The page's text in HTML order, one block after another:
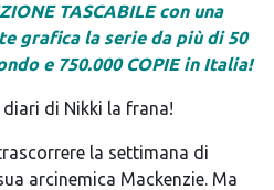
TASCABILE con una
grafica la serie da più di 50
e 750.000 COPIE in Italia!
di Nikki la frana!
la settimana di
arcinemica Mackenzie. Ma